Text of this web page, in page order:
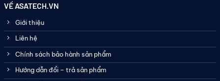
VỀ ASATECH.VN
Giới thiệu
Liên hệ
Chính sách bảo hành sản phẩm
Hướng dẫn đổi – trả sản phẩm